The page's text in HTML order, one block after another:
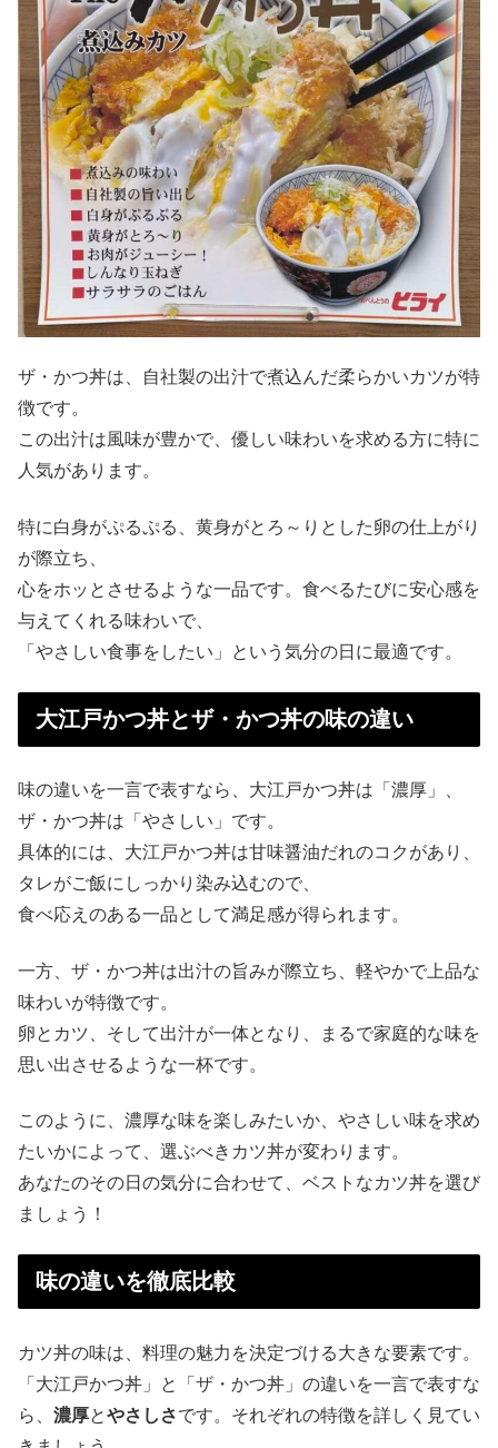
ザ・かつ丼は、自社製の出汁で煮込んだ柔らかいカツが特
徴です。
この出汁は風味が豊かで、優しい味わいを求める方に特に
人気があります。
特に白身がぷるぷる、黄身がとろ～りとした卵の仕上がり
が際立ち、
心をホッとさせるような一品です。食べるたびに安心感を
与えてくれる味わいで、
「やさしい食事をしたい」という気分の日に最適です。
大江戸かつ丼とザ・かつ丼の味の違い
味の違いを一言で表すなら、大江戸かつ丼は「濃厚」、
ザ・かつ丼は「やさしい」です。
具体的には、大江戸かつ丼は甘味醤油だれのコクがあり、
タレがご飯にしっかり染み込むので、
食べ応えのある一品として満足感が得られます。
一方、ザ・かつ丼は出汁の旨みが際立ち、軽やかで上品な
味わいが特徴です。
卵とカツ、そして出汁が一体となり、まるで家庭的な味を
思い出させるような一杯です。
このように、濃厚な味を楽しみたいか、やさしい味を求め
たいかによって、選ぶべきカツ丼が変わります。
あなたのその日の気分に合わせて、ベストなカツ丼を選び
ましょう！
味の違いを徹底比較
カツ丼の味は、料理の魅力を決定づける大きな要素です。
「大江戸かつ丼」と「ザ・かつ丼」の違いを一言で表すな
ら、 濃厚とやさしさです。それぞれの特徴を詳しく見てい